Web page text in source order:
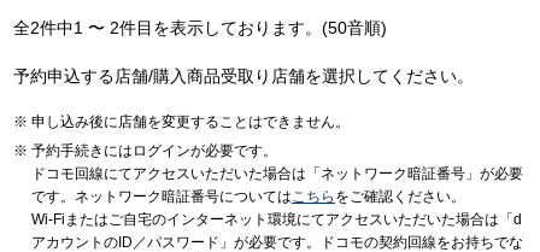
全2件中1 〜 2件目を表示しております。(50音順)
予約申込する店舗/購入商品受取り店舗を選択してください。
申し込み後に店舗を変更することはできません。
予約手続きにはログインが必要です。
ドコモ回線にてアクセスいただいた場合は「ネットワーク暗証番号」が必要
です。ネットワーク暗証番号についてはこちら をご確認ください。
Wi-Fiまたはご自宅のインターネット環境にてアクセスいただいた場合は「d
アカウントのID／パスワード」が必要です。ドコモの契約回線をお持ちでな